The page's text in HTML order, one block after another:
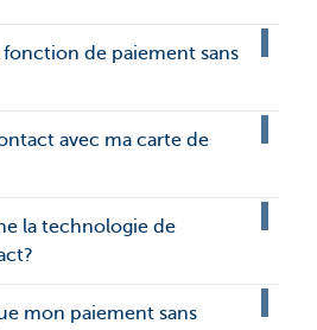
fonction de paiement sans
avec ma carte de
la technologie de
mon paiement sans